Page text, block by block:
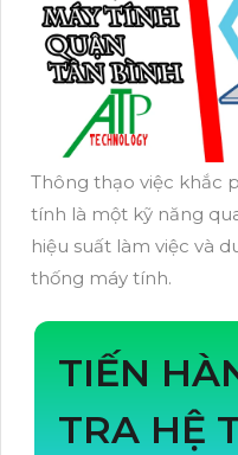
Thông thạo việc khắc
tính là một kỹ năng
hiệu suất làm việc và
thống máy tính.
TIẾN
TRA HỆ